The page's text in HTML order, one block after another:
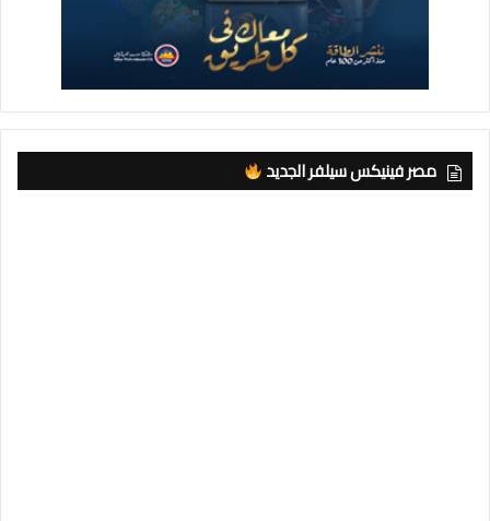
مصر فينيكس سيلفر الجديد